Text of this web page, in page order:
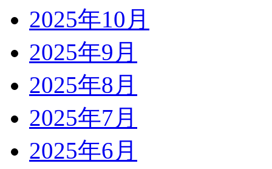
2025年10月
2025年9月
2025年8月
2025年7月
2025年6月